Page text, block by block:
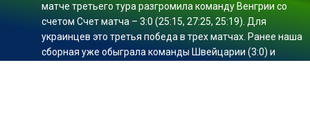
матче третьего тура разгромила команду Венгрии со
счетом Счет матча – 3:0 (25:15, 27:25, 25:19). Для
украинцев это третья победа в трех матчах. Ранее наша
сборная уже обыграла команды Швейцарии (3:0) и